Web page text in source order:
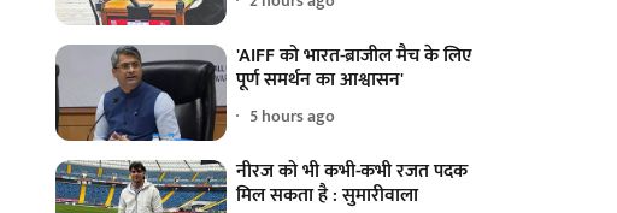
'AIFF को भारत-ब्राजील मैच के लिए
पूर्ण समर्थन का आश्वासन'
5 hours ago
नीरज को भी कभी-कभी रजत पदक
मिल सकता है : सुमारीवाला